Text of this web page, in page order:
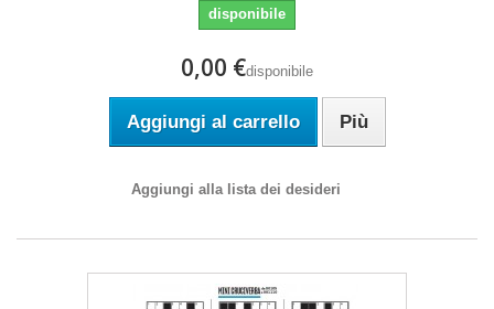
disponibile
0,00 €disponibile
Aggiungi al carrello Più
Aggiungi alla lista dei desideri